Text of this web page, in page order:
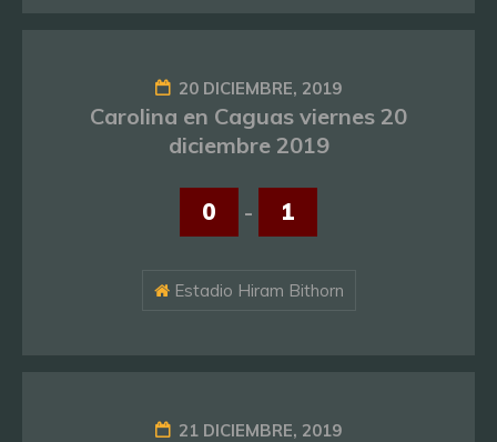
20 DICIEMBRE, 2019
Carolina en Caguas viernes 20
diciembre 2019
0 - 1
Estadio Hiram Bithorn
21 DICIEMBRE, 2019